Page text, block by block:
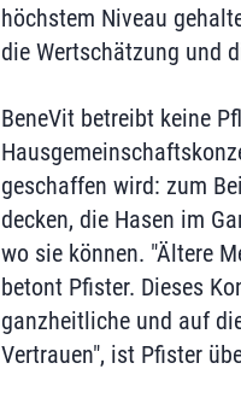
höchstem Niveau
die Wertschätzung und
BeneVit betreibt keine
geschaffen wird: zum
decken, die Hasen im
wo sie können. "Ältere
betont Pfister. Dieses
ganzheitliche und auf
Vertrauen", ist Pfister